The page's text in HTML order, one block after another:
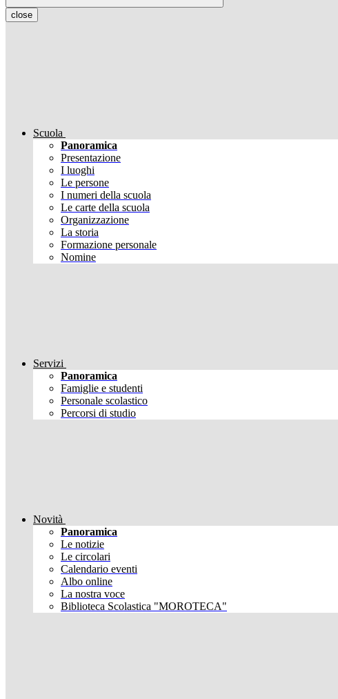
close
Scuola
Panoramica
Presentazione
I luoghi
Le persone
I numeri della scuola
Le carte della scuola
Organizzazione
La storia
Formazione personale
Nomine
Servizi
Panoramica
Famiglie e studenti
Personale scolastico
Percorsi di studio
Novità
Panoramica
Le notizie
Le circolari
Calendario eventi
Albo online
La nostra voce
Biblioteca Scolastica "MOROTECA"